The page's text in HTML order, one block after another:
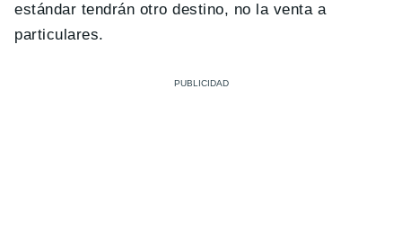
estándar tendrán otro destino, no la venta a
particulares.